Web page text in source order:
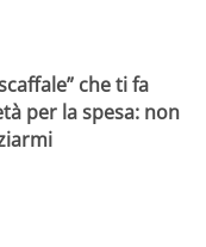
che ti fa
per la spesa: non